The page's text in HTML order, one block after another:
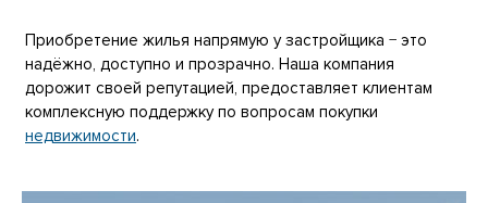
Приобретение жилья напрямую у застройщика − это
надёжно, доступно и прозрачно. Наша компания
дорожит своей репутацией, предоставляет клиентам
комплексную поддержку по вопросам покупки
недвижимости.